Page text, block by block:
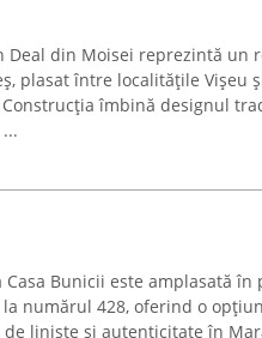
Deal din Moisei reprezintă un
plasat între localitățile Vișeu
îmbină designul
Casa Bunicii este amplasată
la numărul 428, oferind o
liniște și autenticitate în